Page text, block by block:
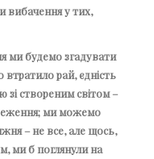
вибачення у тих,
ми будемо згадувати
рай, єдність
зі створеним світом –
ми можемо
– не все, але щось,
ми б поглянули на